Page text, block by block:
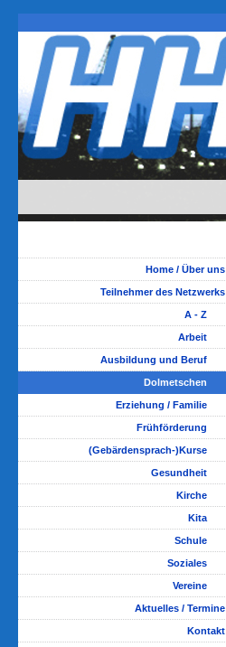
Home / Über uns
Teilnehmer des Netzwerks
A - Z
Arbeit
Ausbildung und Beruf
Dolmetschen
Erziehung / Familie
Frühförderung
(Gebärdensprach-)Kurse
Gesundheit
Kirche
Kita
Schule
Soziales
Vereine
Aktuelles / Termine
Kontakt